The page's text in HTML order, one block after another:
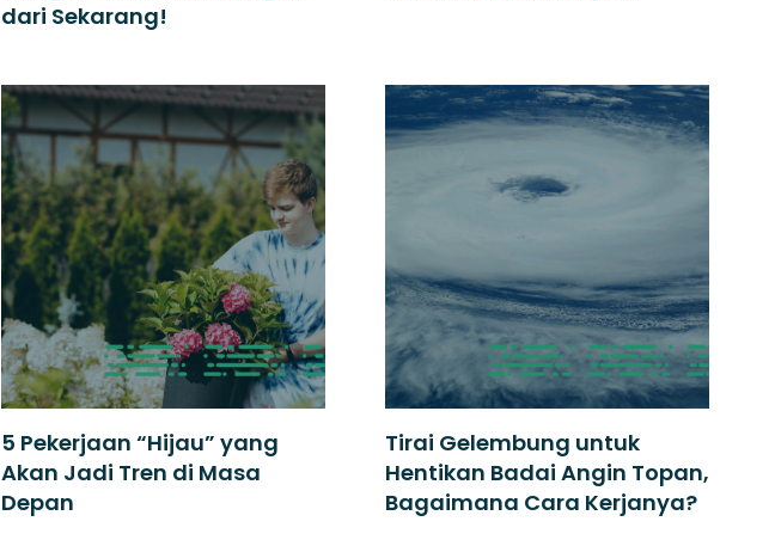
dari Sekarang!
5 Pekerjaan “Hijau” yang
Akan Jadi Tren di Masa
Depan
Tirai Gelembung untuk
Hentikan Badai Angin Topan,
Bagaimana Cara Kerjanya?